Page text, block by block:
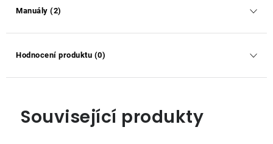
Manuály (2)
Hodnocení produktu (0)
Související produkty